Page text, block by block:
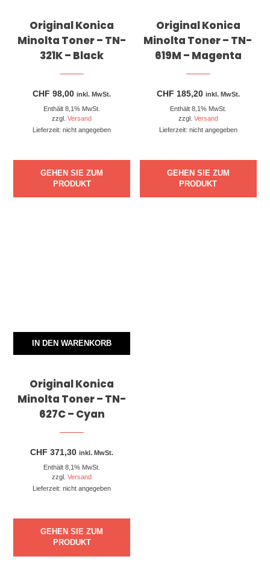
Original Konica
Minolta Toner – TN-
321K – Black
CHF 98,00 inkl. MwSt.
Enthält 8,1% MwSt.
zzgl.Versand
Lieferzeit: nicht angegeben
GEHEN SIE ZUM
PRODUKT
Original Konica
Minolta Toner – TN-
619M – Magenta
CHF 185,20 inkl. MwSt.
Enthält 8,1% MwSt.
zzgl. Versand
Lieferzeit: nicht angegeben
GEHEN SIE ZUM
PRODUKT
IN DEN WARENKORB
Original Konica
Minolta Toner – TN-
627C – Cyan
CHF 371,30 inkl. MwSt.
Enthält 8,1% MwSt.
zzgl.Versand
Lieferzeit: nicht angegeben
GEHEN SIE ZUM
PRODUKT